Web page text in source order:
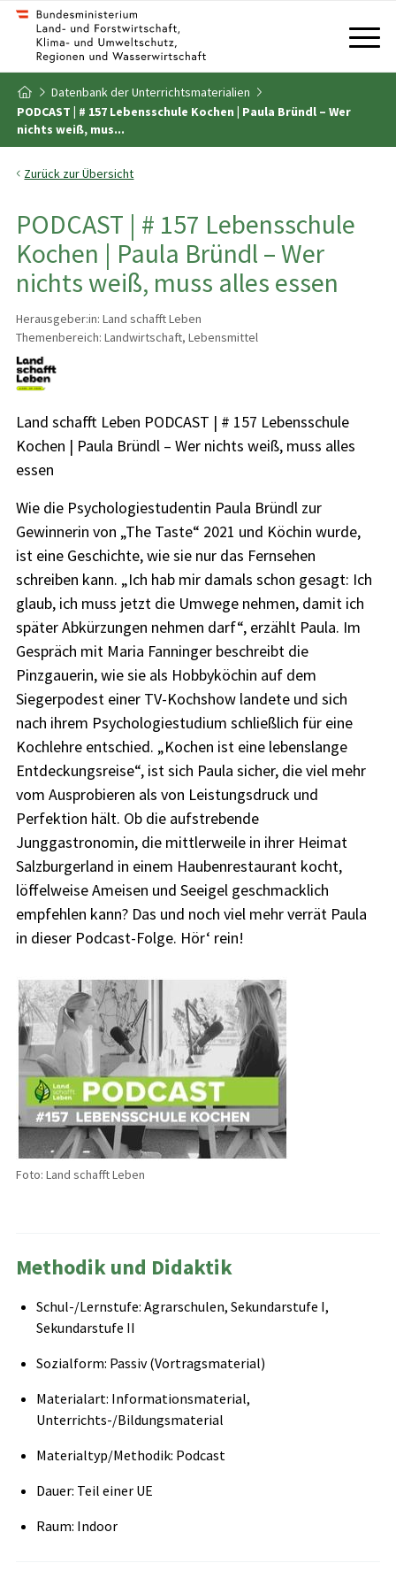
Zum Inhalt
Zum Inhaltsverzeichnis
Zur Startseite
Datenbank der Unterrichtsmaterialien
PODCAST | # 157 Lebensschule Kochen | Paula Bründl – Wer
nichts weiß, mus...
Zurück zur Übersicht
PODCAST | # 157 Lebensschule
Kochen | Paula Bründl – Wer
nichts weiß, muss alles essen
Herausgeber:in: Land schafft Leben
Themenbereich: Landwirtschaft, Lebensmittel
Land schafft Leben PODCAST | # 157 Lebensschule
Kochen | Paula Bründl – Wer nichts weiß, muss alles
essen
Wie die Psychologiestudentin Paula Bründl zur
Gewinnerin von „The Taste“ 2021 und Köchin wurde,
ist eine Geschichte, wie sie nur das Fernsehen
schreiben kann. „Ich hab mir damals schon gesagt: Ich
glaub, ich muss jetzt die Umwege nehmen, damit ich
später Abkürzungen nehmen darf“, erzählt Paula. Im
Gespräch mit Maria Fanninger beschreibt die
Pinzgauerin, wie sie als Hobbyköchin auf dem
Siegerpodest einer TV-Kochshow landete und sich
nach ihrem Psychologiestudium schließlich für eine
Kochlehre entschied. „Kochen ist eine lebenslange
Entdeckungsreise“, ist sich Paula sicher, die viel mehr
vom Ausprobieren als von Leistungsdruck und
Perfektion hält. Ob die aufstrebende
Junggastronomin, die mittlerweile in ihrer Heimat
Salzburgerland in einem Haubenrestaurant kocht,
löffelweise Ameisen und Seeigel geschmacklich
empfehlen kann? Das und noch viel mehr verrät Paula
in dieser Podcast-Folge. Hör‘ rein!
Foto: Land schafft Leben
Methodik und Didaktik
Schul-/Lernstufe: Agrarschulen, Sekundarstufe I,
Sekundarstufe II
Sozialform: Passiv (Vortragsmaterial)
Materialart: Informationsmaterial,
Unterrichts-/Bildungsmaterial
Materialtyp/Methodik: Podcast
Dauer: Teil einer UE
Raum: Indoor